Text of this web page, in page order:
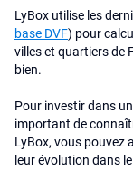
LyBox utilise les
base DVF) pour
villes et quartiers de
bien.
Pour investir dans
important de
LyBox, vous pouvez
leur évolution dans